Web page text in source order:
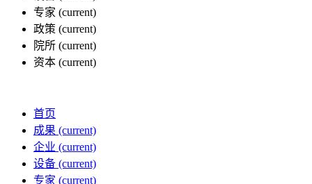
专家 (current)
政策 (current)
院所 (current)
资本 (current)
首页
成果 (current)
企业 (current)
设备 (current)
专家 (current)